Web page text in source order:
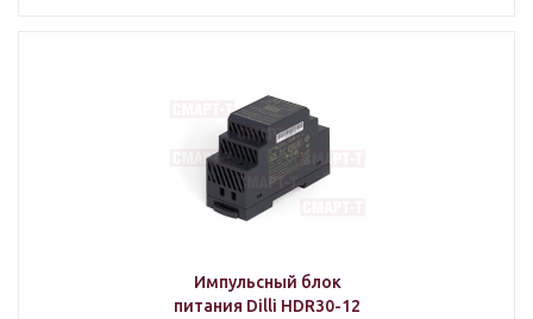
Импульсный блок
питания Dilli HDR30-12